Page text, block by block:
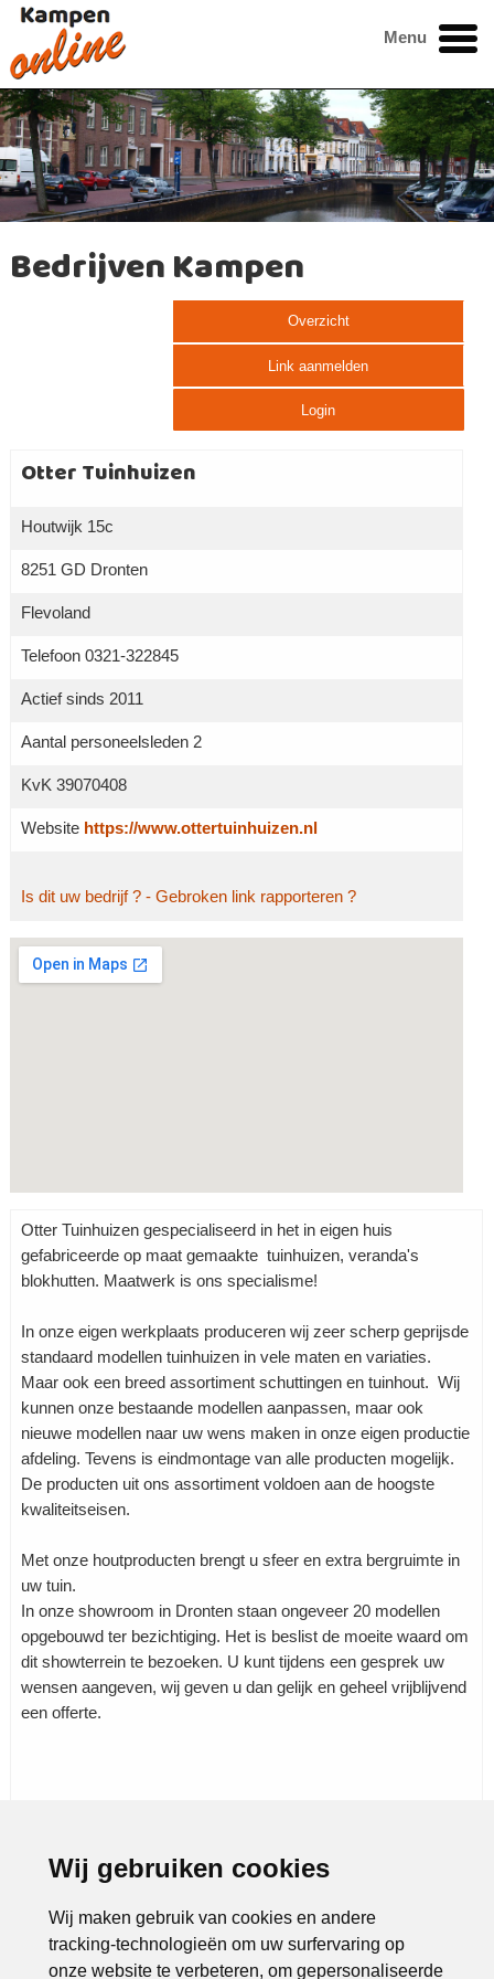
Wij gebruiken cookies
Wij maken gebruik van cookies en andere
tracking-technologieën om uw surfervaring op
onze website te verbeteren, om gepersonaliseerde
Menu
Bedrijven Kampen
Overzicht
Link aanmelden
Login
Otter Tuinhuizen
Houtwijk 15c
8251 GD Dronten
Flevoland
Telefoon 0321-322845
Actief sinds 2011
Aantal personeelsleden 2
KvK 39070408
Website https://www.ottertuinhuizen.nl
Is dit uw bedrijf ? - Gebroken link rapporteren ?
Grotere kaart weergeven
Otter Tuinhuizen gespecialiseerd in het in eigen huis
gefabriceerde op maat gemaakte tuinhuizen, veranda's
blokhutten. Maatwerk is ons specialisme!
In onze eigen werkplaats produceren wij zeer scherp geprijsde
standaard modellen tuinhuizen in vele maten en variaties.
Maar ook een breed assortiment schuttingen en tuinhout. Wij
kunnen onze bestaande modellen aanpassen, maar ook
nieuwe modellen naar uw wens maken in onze eigen productie
afdeling. Tevens is eindmontage van alle producten mogelijk.
De producten uit ons assortiment voldoen aan de hoogste
kwaliteitseisen.
Met onze houtproducten brengt u sfeer en extra bergruimte in
uw tuin.
In onze showroom in Dronten staan ongeveer 20 modellen
opgebouwd ter bezichtiging. Het is beslist de moeite waard om
dit showterrein te bezoeken. U kunt tijdens een gesprek uw
wensen aangeven, wij geven u dan gelijk en geheel vrijblijvend
een offerte.
Rubrieken:Aannemers|Bouw en wonen|Handel